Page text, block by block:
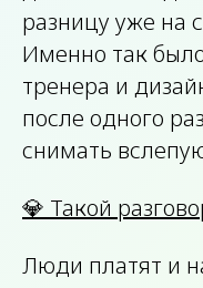
разницу уже на
Именно так
тренера и
после одного
снимать
💎 Такой
Люди платят и